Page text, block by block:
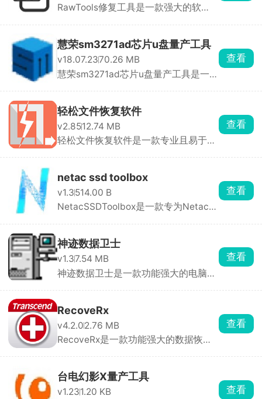
RawTools修复工具是一款强大的软
慧荣sm3271ad芯片u盘量产工具
v18.07.2370.26 MB
慧荣sm3271ad芯片u盘量产工具是一款
查看
轻松文件恢复软件
v2.8512.74 MB
轻松文件恢复软件是一款专业且易于使
查看
netac ssd toolbox
v1.3514.00 B
NetacSSDToolbox是一款专为Netac固
查看
神迹数据卫士
v1.37.54 MB
神迹数据卫士是一款功能强大的电脑安
查看
RecoveRx
v4.2.02.76 MB
RecoveRx是一款功能强大的数据恢复
查看
台电幻影X量产工具
v1.231.20 KB 查看